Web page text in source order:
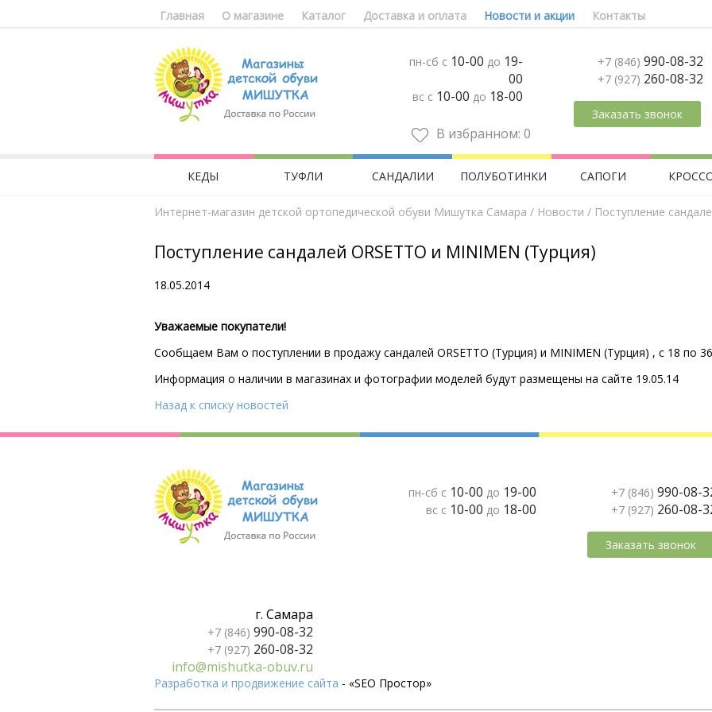
Главная О магазине Каталог Доставка и оплата Новости и акции Контакты
пн-сб с 10-00 до 19-
00
вс с 10-00 до 18-00
В избранном: 0
+7 (846) 990-08-32
+7 (927) 260-08-32
Заказать звонок
КЕДЫ ТУФЛИ САНДАЛИИ ПОЛУБОТИНКИ САПОГИ
Интернет-магазин детской ортопедической обуви Мишутка Самара / Новости / Поступление
Поступление сандалей ORSETTO и MINIMEN (Турция)
18.05.2014
Уважаемые покупатели!
Сообщаем Вам о поступлении в продажу сандалей ORSETTO (Турция) и MINIMEN (Турция) , с 18 по
Информация о наличии в магазинах и фотографии моделей будут размещены на сайте 19.05.14
Назад к списку новостей
пн-сб с 10-00 до 19-00
вс с 10-00 до 18-00
+7 (846) 990-08-
+7 (927) 260-08-
Заказать звонок
г. Самара
+7 (846) 990-08-32
+7 (927) 260-08-32
info@mishutka-obuv.ru
Разработка и продвижение сайта - «SEO Простор»